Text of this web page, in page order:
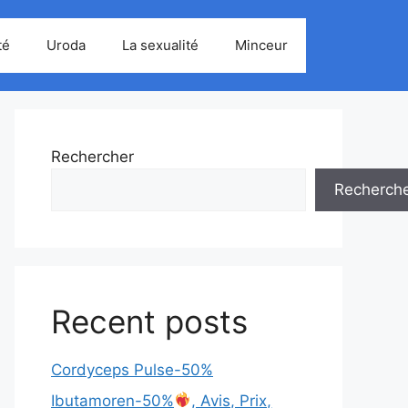
Uroda La sexualité Minceur
Rechercher
Recent posts
Cordyceps Pulse-50%
Ibutamoren-50%
, Avis, Prix,